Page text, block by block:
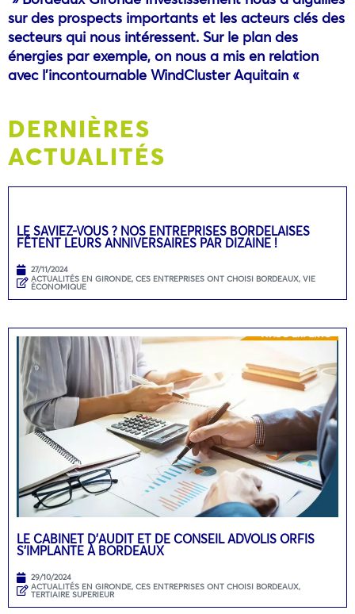
sur des prospects importants et les acteurs clés des
secteurs qui nous intéressent. Sur le plan des
énergies par exemple, on nous a mis en relation
avec l’incontournable WindCluster Aquitain «
DERNIÈRES
ACTUALITÉS
LE SAVIEZ-VOUS ? NOS ENTREPRISES BORDELAISES
FÊTENT LEURS ANNIVERSAIRES PAR DIZAINE !
27/11/2024
ACTUALITÉS EN GIRONDE, CES ENTREPRISES ONT CHOISI BORDEAUX, VIE
ÉCONOMIQUE
LE CABINET D’AUDIT ET DE CONSEIL ADVOLIS ORFIS
S’IMPLANTE À BORDEAUX
29/10/2024
ACTUALITÉS EN GIRONDE, CES ENTREPRISES ONT CHOISI BORDEAUX,
TERTIAIRE SUPERIEUR